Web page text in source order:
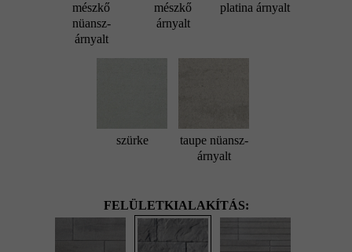
mészkő
nüansz-
árnyalt
mészkő
árnyalt
platina árnyalt
szürke
taupe nüansz-
árnyalt
FELÜLETKIALAKÍTÁS: